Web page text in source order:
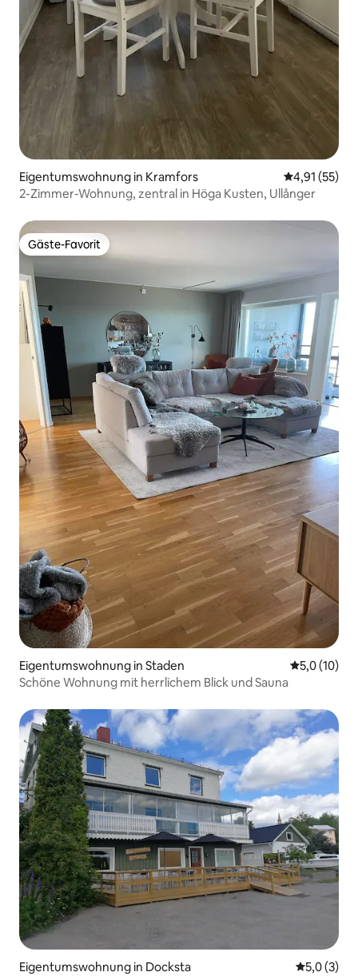
Eigentumswohnung in Kramfors
4,91 (55)
2-Zimmer-Wohnung, zentral in Höga Kusten, Ullånger
Gäste-Favorit
Gäste-Favorit
Eigentumswohnung in Staden
5,0 (10)
Schöne Wohnung mit herrlichem Blick und Sauna
Eigentumswohnung in Docksta
5,0 (3)